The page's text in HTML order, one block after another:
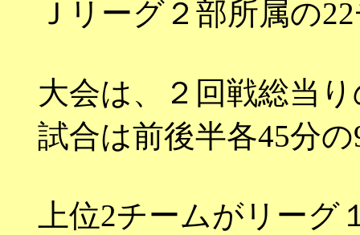
Ｊリーグ２部所属の
大会は、２回戦総当
試合は前後半各45分の
上位2チームがリーグ